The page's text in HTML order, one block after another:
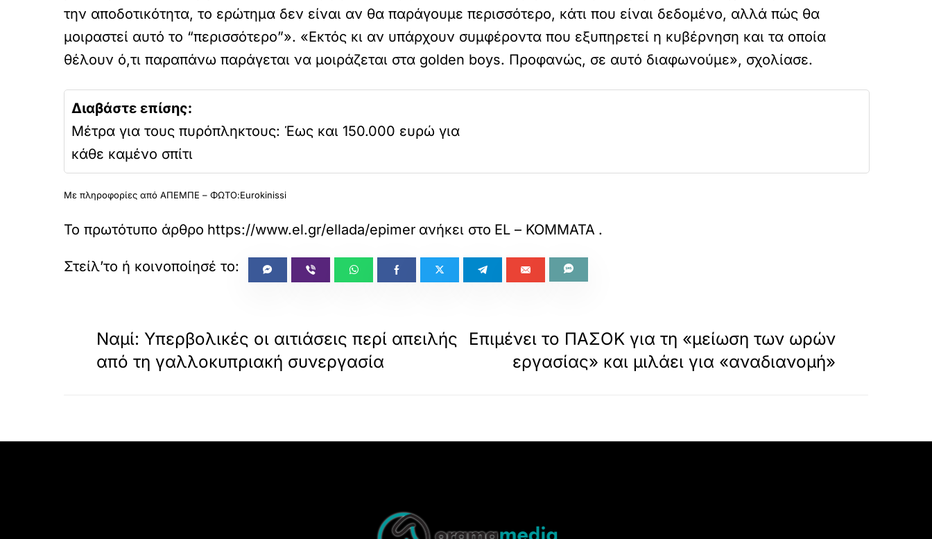
την αποδοτικότητα, το ερώτημα δεν είναι αν θα παράγουμε περισσότερο, κάτι που είναι δεδομένο, αλλά πώς θα
μοιραστεί αυτό το “περισσότερο”». «Εκτός κι αν υπάρχουν συμφέροντα που εξυπηρετεί η κυβέρνηση και τα οποία
θέλουν ό,τι παραπάνω παράγεται να μοιράζεται στα golden boys. Προφανώς, σε αυτό διαφωνούμε», σχολίασε.
Διαβάστε επίσης:
Μέτρα για τους πυρόπληκτους: Έως και 150.000 ευρώ για
κάθε καμένο σπίτι
Με πληροφορίες από ΑΠΕΜΠΕ – ΦΩΤΟ:Eurokinissi
Το πρωτότυπο άρθρο https://www.el.gr/ellada/epimenei-to-pasok-gia-ti-meiosi-ton-or/
ανήκει στο EL – ΚΟΜΜΑΤΑ .
Ναμί: Υπερβολικές οι αιτιάσεις περί απειλής
από τη γαλλοκυπριακή συνεργασία
Επιμένει το ΠΑΣΟΚ για τη «μείωση των ωρών
εργασίας» και μιλάει για «αναδιανομή»